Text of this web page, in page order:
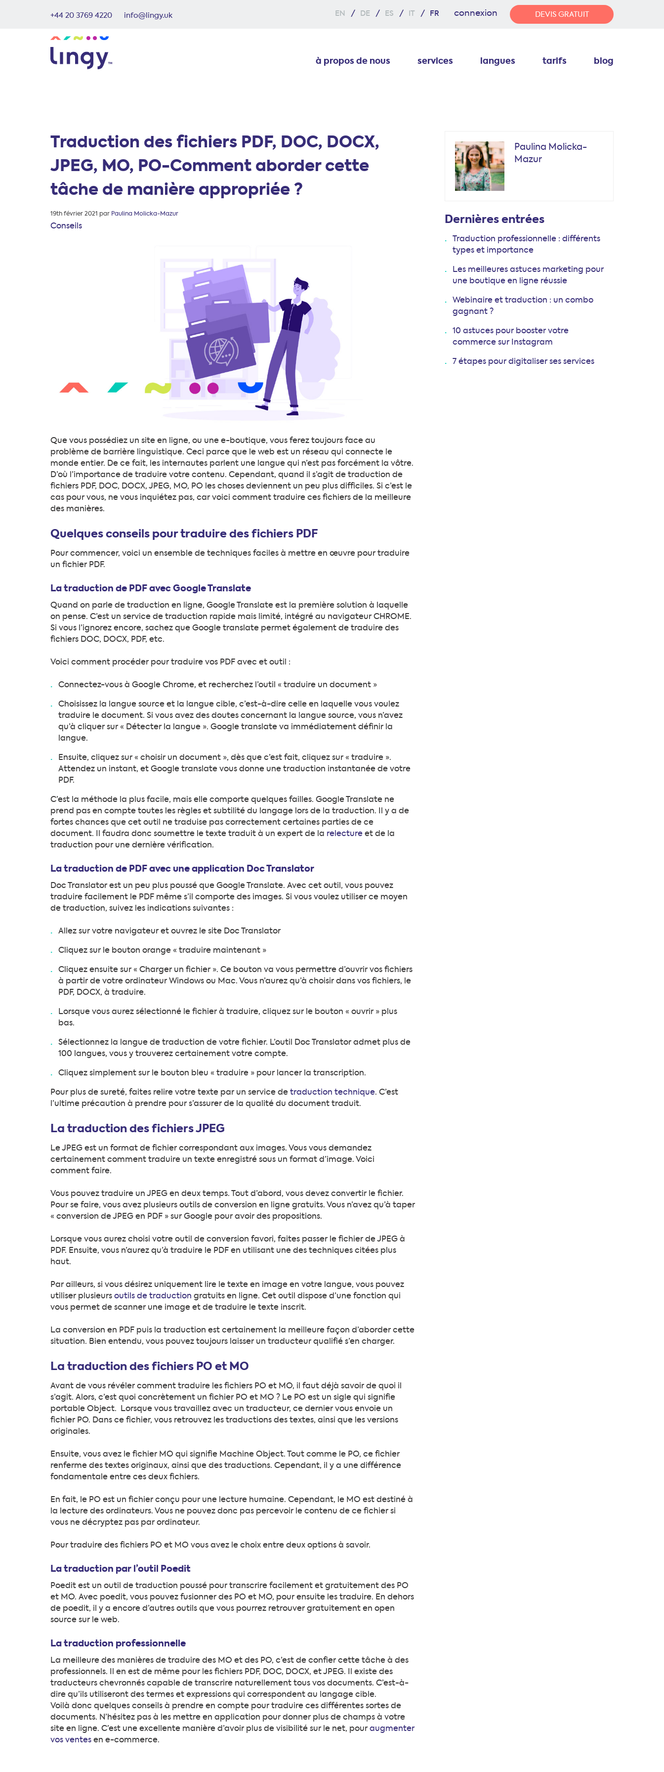
+44 20 3769 4220 info@lingy.uk EN DE ES IT FR connexion DEVIS GRATUIT
à propos de nous services langues tarifs blog
Traduction des fichiers PDF, DOC, DOCX,
JPEG, MO, PO-Comment aborder cette
tâche de manière appropriée ?
Posté
le
19th février 2021 par Paulina Molicka-Mazur
Conseils
Que vous possédiez un site en ligne, ou une e-boutique, vous ferez toujours face au
problème de barrière linguistique. Ceci parce que le web est un réseau qui connecte le
monde entier. De ce fait, les internautes parlent une langue qui n’est pas forcément la vôtre.
D’où l’importance de traduire votre contenu. Cependant, quand il s’agit de traduction de
fichiers PDF, DOC, DOCX, JPEG, MO, PO les choses deviennent un peu plus difficiles. Si c’est le
cas pour vous, ne vous inquiétez pas, car voici comment traduire ces fichiers de la meilleure
des manières.
Quelques conseils pour traduire des fichiers PDF
Pour commencer, voici un ensemble de techniques faciles à mettre en œuvre pour traduire
un fichier PDF.
La traduction de PDF avec Google Translate
Quand on parle de traduction en ligne, Google Translate est la première solution à laquelle
on pense. C’est un service de traduction rapide mais limité, intégré au navigateur CHROME.
Si vous l’ignorez encore, sachez que Google translate permet également de traduire des
fichiers DOC, DOCX, PDF, etc.
Voici comment procéder pour traduire vos PDF avec et outil :
Connectez-vous à Google Chrome, et recherchez l’outil « traduire un document »
Choisissez la langue source et la langue cible, c’est-à-dire celle en laquelle vous voulez
traduire le document. Si vous avez des doutes concernant la langue source, vous n’avez
qu’à cliquer sur « Détecter la langue ». Google translate va immédiatement définir la
langue.
Ensuite, cliquez sur « choisir un document », dès que c’est fait, cliquez sur « traduire ».
Attendez un instant, et Google translate vous donne une traduction instantanée de votre
PDF.
C’est la méthode la plus facile, mais elle comporte quelques failles. Google Translate ne
prend pas en compte toutes les règles et subtilité du langage lors de la traduction. Il y a de
fortes chances que cet outil ne traduise pas correctement certaines parties de ce
document. Il faudra donc soumettre le texte traduit à un expert de la relecture et de la
traduction pour une dernière vérification.
La traduction de PDF avec une application Doc Translator
Doc Translator est un peu plus poussé que Google Translate. Avec cet outil, vous pouvez
traduire facilement le PDF même s’il comporte des images. Si vous voulez utiliser ce moyen
de traduction, suivez les indications suivantes :
Allez sur votre navigateur et ouvrez le site Doc Translator
Cliquez sur le bouton orange « traduire maintenant »
Cliquez ensuite sur « Charger un fichier ». Ce bouton va vous permettre d’ouvrir vos fichiers
à partir de votre ordinateur Windows ou Mac. Vous n’aurez qu’à choisir dans vos fichiers, le
PDF, DOCX, à traduire.
Lorsque vous aurez sélectionné le fichier à traduire, cliquez sur le bouton « ouvrir » plus
bas.
Sélectionnez la langue de traduction de votre fichier. L’outil Doc Translator admet plus de
100 langues, vous y trouverez certainement votre compte.
Cliquez simplement sur le bouton bleu « traduire » pour lancer la transcription.
Pour plus de sureté, faites relire votre texte par un service de traduction technique. C’est
l’ultime précaution à prendre pour s’assurer de la qualité du document traduit.
La traduction des fichiers JPEG
Le JPEG est un format de fichier correspondant aux images. Vous vous demandez
certainement comment traduire un texte enregistré sous un format d’image. Voici
comment faire.
Vous pouvez traduire un JPEG en deux temps. Tout d’abord, vous devez convertir le fichier.
Pour se faire, vous avez plusieurs outils de conversion en ligne gratuits. Vous n’avez qu’à taper
« conversion de JPEG en PDF » sur Google pour avoir des propositions.
Lorsque vous aurez choisi votre outil de conversion favori, faites passer le fichier de JPEG à
PDF. Ensuite, vous n’aurez qu’à traduire le PDF en utilisant une des techniques citées plus
haut.
Par ailleurs, si vous désirez uniquement lire le texte en image en votre langue, vous pouvez
utiliser plusieurs outils de traduction gratuits en ligne. Cet outil dispose d’une fonction qui
vous permet de scanner une image et de traduire le texte inscrit.
La conversion en PDF puis la traduction est certainement la meilleure façon d’aborder cette
situation. Bien entendu, vous pouvez toujours laisser un traducteur qualifié s’en charger.
La traduction des fichiers PO et MO
Avant de vous révéler comment traduire les fichiers PO et MO, il faut déjà savoir de quoi il
s’agit. Alors, c’est quoi concrètement un fichier PO et MO ? Le PO est un sigle qui signifie
portable Object. Lorsque vous travaillez avec un traducteur, ce dernier vous envoie un
fichier PO. Dans ce fichier, vous retrouvez les traductions des textes, ainsi que les versions
originales.
Ensuite, vous avez le fichier MO qui signifie Machine Object. Tout comme le PO, ce fichier
renferme des textes originaux, ainsi que des traductions. Cependant, il y a une différence
fondamentale entre ces deux fichiers.
En fait, le PO est un fichier conçu pour une lecture humaine. Cependant, le MO est destiné à
la lecture des ordinateurs. Vous ne pouvez donc pas percevoir le contenu de ce fichier si
vous ne décryptez pas par ordinateur.
Pour traduire des fichiers PO et MO vous avez le choix entre deux options à savoir.
La traduction par l’outil Poedit
Poedit est un outil de traduction poussé pour transcrire facilement et gratuitement des PO
et MO. Avec poedit, vous pouvez fusionner des PO et MO, pour ensuite les traduire. En dehors
de poedit, il y a encore d’autres outils que vous pourrez retrouver gratuitement en open
source sur le web.
La traduction professionnelle
La meilleure des manières de traduire des MO et des PO, c’est de confier cette tâche à des
professionnels. Il en est de même pour les fichiers PDF, DOC, DOCX, et JPEG. Il existe des
traducteurs chevronnés capable de transcrire naturellement tous vos documents. C’est-à-
dire qu’ils utiliseront des termes et expressions qui correspondent au langage cible.
Voilà donc quelques conseils à prendre en compte pour traduire ces différentes sortes de
documents. N’hésitez pas à les mettre en application pour donner plus de champs à votre
site en ligne. C’est une excellente manière d’avoir plus de visibilité sur le net, pour augmenter
vos ventes en e-commerce.
Paulina Molicka-
Mazur
Dernières entrées
Traduction professionnelle : différents
types et importance
Les meilleures astuces marketing pour
une boutique en ligne réussie
Webinaire et traduction : un combo
gagnant ?
10 astuces pour booster votre
commerce sur Instagram
7 étapes pour digitaliser ses services